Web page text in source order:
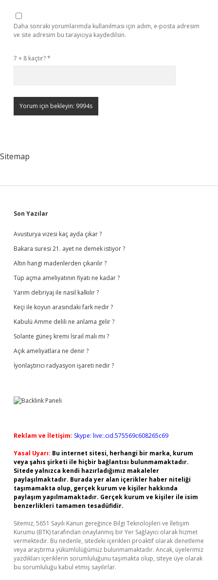
Daha sonraki yorumlarımda kullanılması için adım, e-posta adresim
ve site adresim bu tarayıcıya kaydedilsin.
7 + 8 kaçtır?*
Sitemap
Sidebar
Son Yazılar
Avusturya vizesi kaç ayda çıkar ?
Bakara suresi 21. ayet ne demek istiyor ?
Altın hangi madenlerden çıkarılır ?
Tüp açma ameliyatının fiyatı ne kadar ?
Yarım debriyaj ile nasıl kalkılır ?
Keçi ile koyun arasındaki fark nedir ?
Kabulü Amme delili ne anlama gelir ?
Solante güneş kremi İsrail malı mı ?
Açık ameliyatlara ne denir ?
İyonlaştırıcı radyasyon işareti nedir ?
Reklam ve İletişim: Skype: live:.cid.575569c608265c69
Yasal Uyarı: Bu internet sitesi, herhangi bir marka, kurum
veya şahıs şirketi ile hiçbir bağlantısı bulunmamaktadır.
Sitede yalnızca kendi hazırladığımız makaleler
paylaşılmaktadır. Burada yer alan içerikler haber niteliği
taşımamakta olup, gerçek kurum ve kişiler hakkında
paylaşım yapılmamaktadır. Gerçek kurum ve kişiler ile isim
benzerlikleri tamamen tesadüfidir.
Sitemiz, 5651 Sayılı Kanun gereğince Bilgi Teknolojileri ve İletişim
Kurumu (BTK) tarafından onaylanmış bir Yer Sağlayıcı olarak hizmet
vermektedir. Bu nedenle, sitedeki içerikleri proaktif olarak denetleme
veya araştırma yükümlülüğümüz bulunmamaktadır. Ancak, üyelerimiz
yazdıkları içeriklerin sorumluluğunu taşımakta olup, siteye üye olarak
bu sorumluluğu kabul etmiş sayılırlar.